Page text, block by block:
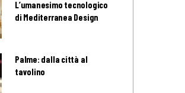
L’umanesimo tecnologico
di Mediterranea Design
Palme: dalla città al
tavolino